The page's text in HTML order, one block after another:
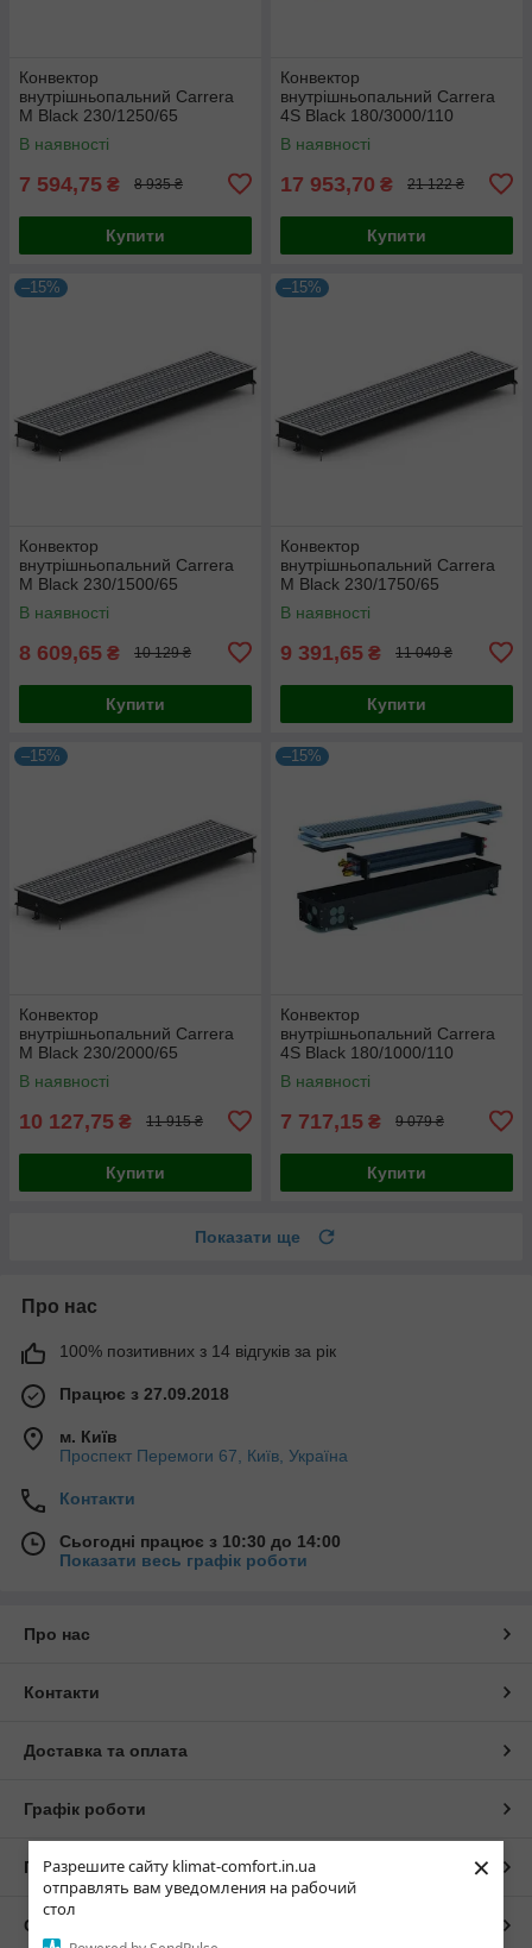
Разрешите сайту klimat-comfort.in.ua
отправлять вам уведомления на рабочий
стол
×
Конвектор
внутрішньопальний Carrera
M Black 230/1250/65
В наявності
7 594,75 ₴ 8 935 ₴
Купити
Конвектор
внутрішньопальний Carrera
4S Black 180/3000/110
В наявності
17 953,70 ₴ 21 122 ₴
Купити
–15%
Конвектор
внутрішньопальний Carrera
M Black 230/1500/65
В наявності
8 609,65 ₴ 10 129 ₴
Купити
–15%
Конвектор
внутрішньопальний Carrera
M Black 230/1750/65
В наявності
9 391,65 ₴ 11 049 ₴
Купити
–15%
Конвектор
внутрішньопальний Carrera
M Black 230/2000/65
В наявності
10 127,75 ₴ 11 915 ₴
Купити
–15%
Конвектор
внутрішньопальний Carrera
4S Black 180/1000/110
В наявності
7 717,15 ₴ 9 079 ₴
Купити
Показати ще
Про нас
100% позитивних з 14 відгуків за рік
Працює з 27.09.2018
м. Київ
Проспект Перемоги 67, Київ, Україна
Контакти
Сьогодні працює з 10:30 до 14:00
Показати весь графік роботи
Про нас
Контакти
Доставка та оплата
Графік роботи
Повна версія сайту
Сайт створено на маркетплейсі